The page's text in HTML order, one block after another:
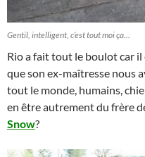
Gentil, intelligent, c’est tout moi ça…
Rio a fait tout le boulot car
que son ex-maîtresse nous
tout le monde, humains,
en être autrement du frère
Snow?